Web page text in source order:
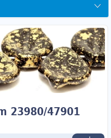
23980/47901